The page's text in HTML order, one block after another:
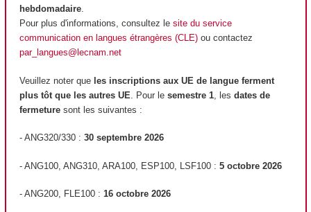
hebdomadaire.
Pour plus d'informations, consultez le site du service
communication en langues étrangères (CLE) ou contactez
par_langues@lecnam.net
Veuillez noter que les inscriptions aux UE de langue ferment
plus tôt que les autres UE . Pour le semestre 1 , les dates de
fermeture sont les suivantes :
- ANG320/330 : 30 septembre 2026
- ANG100, ANG310, ARA100, ESP100, LSF100 : 5 octobre 2026
- ANG200, FLE100 : 16 octobre 2026